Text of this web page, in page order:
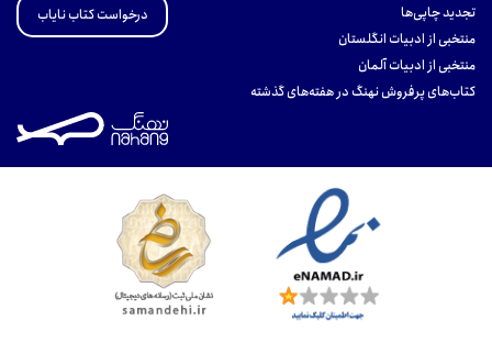
تجدید چاپی‌ها
منتخبی از ادبیات انگلستان
منتخبی از ادبیات آلمان
کتاب‌های پرفروش نهنگ در هفته‌های گذشته
درخواست کتاب نایاب